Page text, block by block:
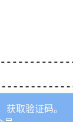
获取验证码。